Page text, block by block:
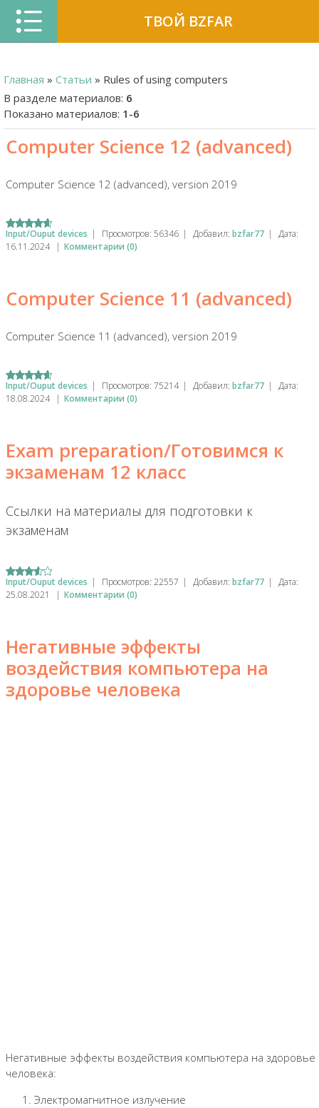
ТВОЙ BZFAR
Главная » Статьи » Rules of using computers
В разделе материалов: 6
Показано материалов: 1-6
Computer Science 12 (advanced)
Computer Science 12 (advanced), version 2019
Input/Ouput devices | Просмотров: 56346 | Добавил: bzfar77 |
Дата:
16.11.2024
| Комментарии (0)
Computer Science 11 (advanced)
Computer Science 11 (advanced), version 2019
Input/Ouput devices | Просмотров: 75214 | Добавил: bzfar77 |
Дата:
18.08.2024
| Комментарии (0)
Exam preparation/Готовимся к
экзаменам 12 класс
Ссылки на материалы для подготовки к
экзаменам
Input/Ouput devices | Просмотров: 22557 | Добавил: bzfar77 |
Дата:
25.08.2021
| Комментарии (0)
Негативные эффекты
воздействия компьютера на
здоровье человека
Негативные эффекты воздействия компьютера на здоровье
человека:
Электромагнитное излучение